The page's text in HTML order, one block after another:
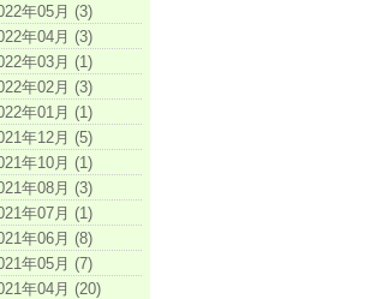
年05月 (3)
年04月 (3)
年03月 (1)
年02月 (3)
年01月 (1)
年12月 (5)
年10月 (1)
年08月 (3)
年07月 (1)
年06月 (8)
年05月 (7)
年04月 (20)